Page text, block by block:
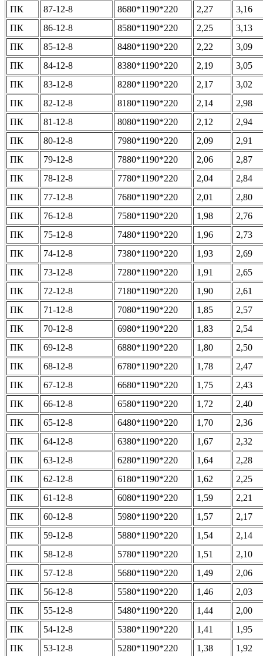
ПК
87-12-8 8680*1190*220 2,27
3,16
ПК
86-12-8 8580*1190*220 2,25
3,13
ПК
85-12-8 8480*1190*220 2,22
3,09
ПК
84-12-8 8380*1190*220 2,19
3,05
ПК
83-12-8 8280*1190*220 2,17
3,02
ПК
82-12-8 8180*1190*220 2,14
2,98
ПК
81-12-8 8080*1190*220 2,12
2,94
ПК
80-12-8 7980*1190*220 2,09
2,91
ПК
79-12-8 7880*1190*220 2,06
2,87
ПК
78-12-8 7780*1190*220 2,04
2,84
ПК
77-12-8 7680*1190*220 2,01
2,80
ПК
76-12-8 7580*1190*220 1,98
2,76
ПК
75-12-8 7480*1190*220 1,96
2,73
ПК
74-12-8 7380*1190*220 1,93
2,69
ПК
73-12-8 7280*1190*220 1,91
2,65
ПК
72-12-8 7180*1190*220 1,90
2,61
ПК
71-12-8 7080*1190*220 1,85
2,57
ПК
70-12-8 6980*1190*220 1,83
2,54
ПК
69-12-8 6880*1190*220 1,80
2,50
ПК
68-12-8 6780*1190*220 1,78
2,47
ПК
67-12-8 6680*1190*220 1,75
2,43
ПК
66-12-8 6580*1190*220 1,72
2,40
ПК
65-12-8 6480*1190*220 1,70
2,36
ПК
64-12-8 6380*1190*220 1,67
2,32
ПК
63-12-8 6280*1190*220 1,64
2,28
ПК
62-12-8 6180*1190*220 1,62
2,25
ПК
61-12-8 6080*1190*220 1,59
2,21
ПК
60-12-8 5980*1190*220 1,57
2,17
ПК
59-12-8 5880*1190*220 1,54
2,14
ПК
58-12-8 5780*1190*220 1,51
2,10
ПК
57-12-8 5680*1190*220 1,49
2,06
ПК
56-12-8 5580*1190*220 1,46
2,03
ПК
55-12-8 5480*1190*220 1,44
2,00
ПК
54-12-8 5380*1190*220 1,41
1,95
ПК
53-12-8 5280*1190*220 1,38
1,92